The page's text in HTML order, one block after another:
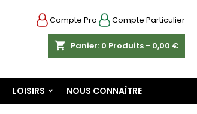
Compte Pro Compte Particulier
shopping_cart Panier: 0 Produits - 0,00 €
LOISIRS NOUS CONNAÎTRE